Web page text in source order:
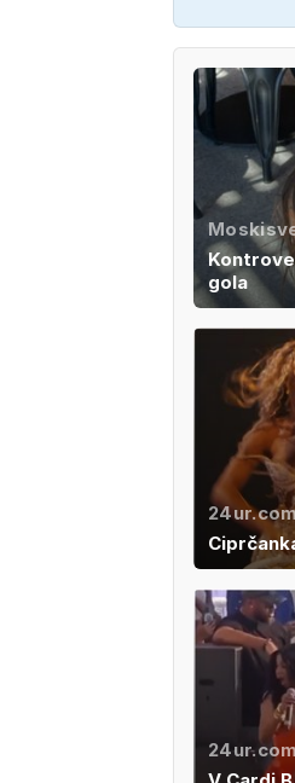
gola
24ur.com
24ur.com